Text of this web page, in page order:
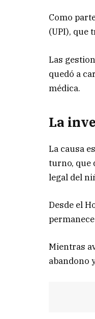
Como
(UPI), que
Las
quedó a
médica.
La
La causa
turno, que
legal del
Desde el
Mientras
abandono